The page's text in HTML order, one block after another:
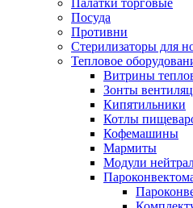
Посуда
Противни
Стерилизаторы для
Тепловое
Витрины
Зонты
Кипятильники
Котлы
Кофемашины
Мармиты
Модули